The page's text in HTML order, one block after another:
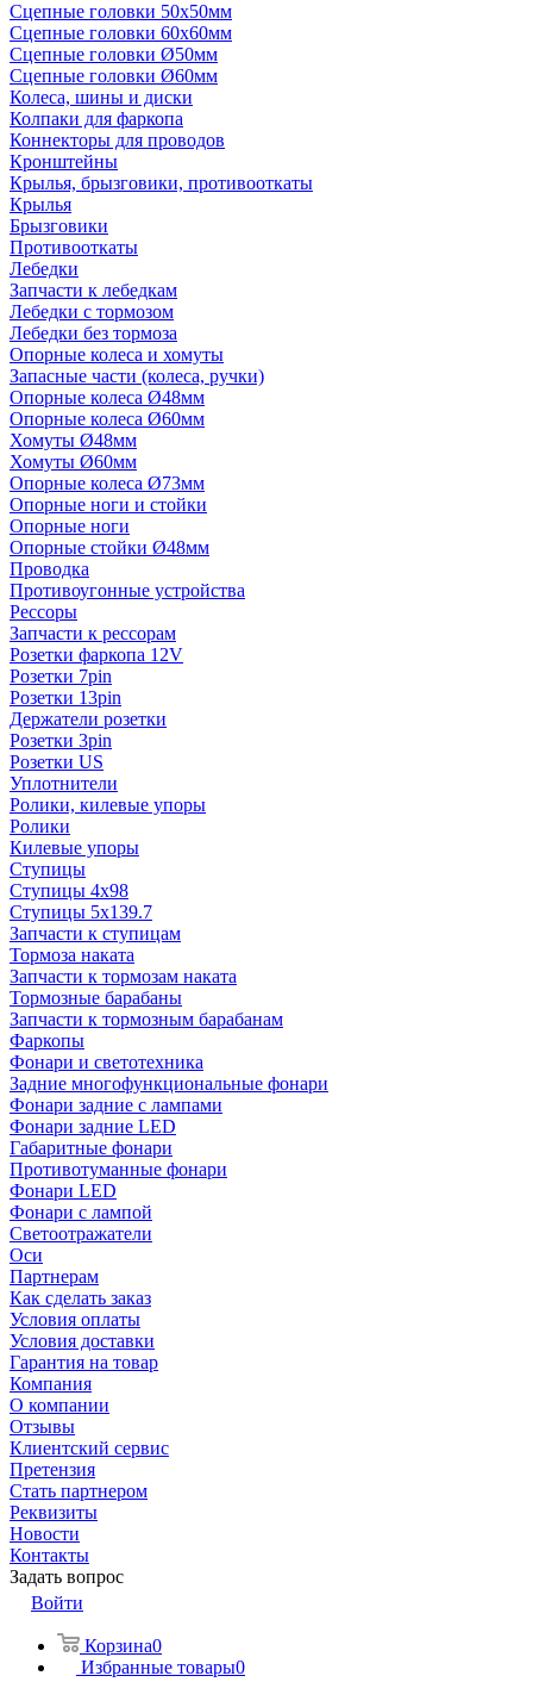
Сцепные головки 50x50мм
Сцепные головки 60x60мм
Сцепные головки Ø50мм
Сцепные головки Ø60мм
Колеса, шины и диски
Колпаки для фаркопа
Коннекторы для проводов
Кронштейны
Крылья, брызговики, противооткаты
Крылья
Брызговики
Противооткаты
Лебедки
Запчасти к лебедкам
Лебедки с тормозом
Лебедки без тормоза
Опорные колеса и хомуты
Запасные части (колеса, ручки)
Опорные колеса Ø48мм
Опорные колеса Ø60мм
Хомуты Ø48мм
Хомуты Ø60мм
Опорные колеса Ø73мм
Опорные ноги и стойки
Опорные ноги
Опорные стойки Ø48мм
Проводка
Противоугонные устройства
Рессоры
Запчасти к рессорам
Розетки фаркопа 12V
Розетки 7pin
Розетки 13pin
Держатели розетки
Розетки 3pin
Розетки US
Уплотнители
Ролики, килевые упоры
Ролики
Килевые упоры
Ступицы
Ступицы 4x98
Ступицы 5x139.7
Запчасти к ступицам
Тормоза наката
Запчасти к тормозам наката
Тормозные барабаны
Запчасти к тормозным барабанам
Фаркопы
Фонари и светотехника
Задние многофункциональные фонари
Фонари задние с лампами
Фонари задние LED
Габаритные фонари
Противотуманные фонари
Фонари LED
Фонари с лампой
Светоотражатели
Оси
Партнерам
Как сделать заказ
Условия оплаты
Условия доставки
Гарантия на товар
Компания
О компании
Отзывы
Клиентский сервис
Претензия
Стать партнером
Реквизиты
Новости
Контакты
Задать вопрос
Войти
Корзина0
Избранные товары0